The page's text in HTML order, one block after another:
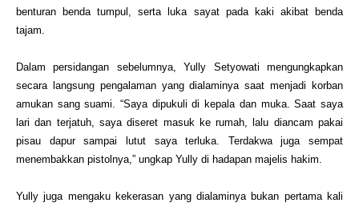
benturan benda tumpul, serta luka sayat pada kaki akibat benda
tajam.
Dalam persidangan sebelumnya, Yully Setyowati mengungkapkan
secara langsung pengalaman yang dialaminya saat menjadi korban
amukan sang suami. “Saya dipukuli di kepala dan muka. Saat saya
lari dan terjatuh, saya diseret masuk ke rumah, lalu diancam pakai
pisau dapur sampai lutut saya terluka. Terdakwa juga sempat
menembakkan pistolnya,” ungkap Yully di hadapan majelis hakim.
Yully juga mengaku kekerasan yang dialaminya bukan pertama kali